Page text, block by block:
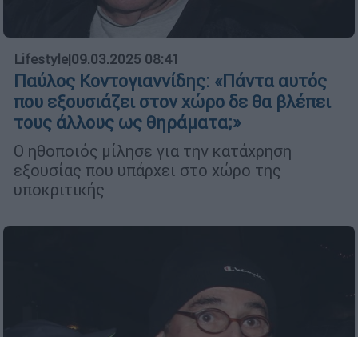
Lifestyle|09.03.2025 08:41
Παύλος Κοντογιαννίδης: «Πάντα αυτός
που εξουσιάζει στον χώρο δε θα βλέπει
τους άλλους ως θηράματα;»
Ο ηθοποιός μίλησε για την κατάχρηση
εξουσίας που υπάρχει στο χώρο της
υποκριτικής